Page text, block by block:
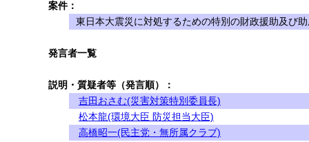
案件：
東日本大震災に対処するための特別の財政援助及び
発言者一覧
説明・質疑者等（発言順）：
吉田おさむ(災害対策特別委員長)
松本龍(環境大臣 防災担当大臣)
高橋昭一(民主党・無所属クラブ)